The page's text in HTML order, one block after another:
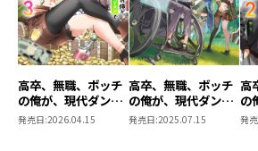
体裁 ： 単行本・ソフト
発行元 ： TOブックス
イラスト ： キッカイキ
漫画 ： 則本シゲ
高卒、無職、ボッチ
の俺が、現代ダンジ
ョンで億を稼げたワ
発売日:2026.04.15
高卒、無職、ボッチ
の俺が、現代ダンジ
ョンで億を稼げたワ
発売日:2025.07.15
高
の
ョ
発